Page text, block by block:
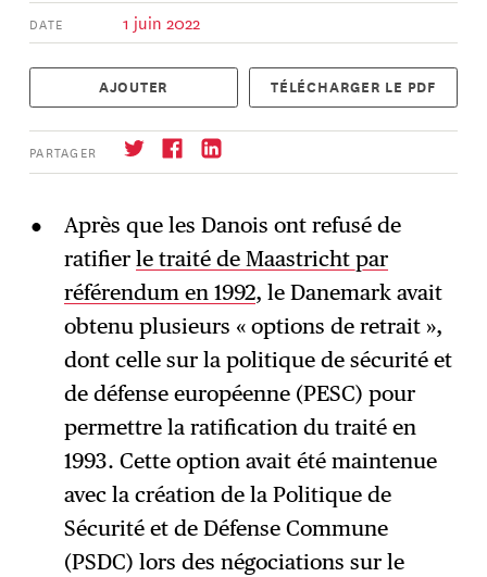
DATE 1 juin 2022
AJOUTER TÉLÉCHARGER LE PDF
PARTAGER
→ S'abonner
Après que les Danois ont refusé de
ratifier le traité de Maastricht par
référendum en 1992, le Danemark avait
obtenu plusieurs « options de retrait »,
dont celle sur la politique de sécurité et
de défense européenne (PESC) pour
permettre la ratification du traité en
1993. Cette option avait été maintenue
avec la création de la Politique de
Sécurité et de Défense Commune
(PSDC) lors des négociations sur le